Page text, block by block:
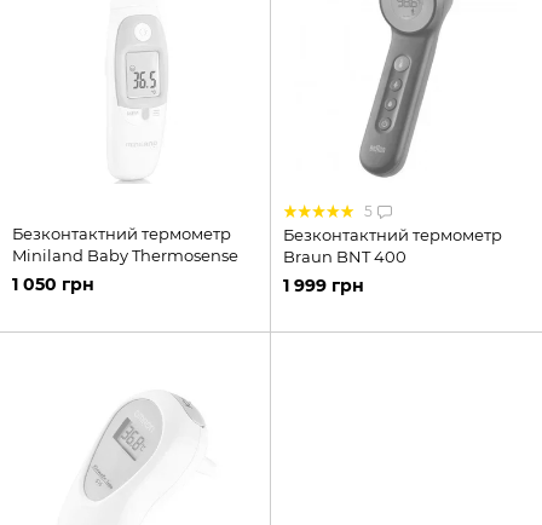
Безконтактний термометр
Miniland Baby Thermosense
1 050 грн
5
Безконтактний термометр
Braun BNT 400
1 999 грн